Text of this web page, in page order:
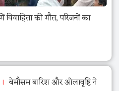
विवाहिता की मौत, परिजनों का
बेमौसम बारिश और ओलावृष्टि ने